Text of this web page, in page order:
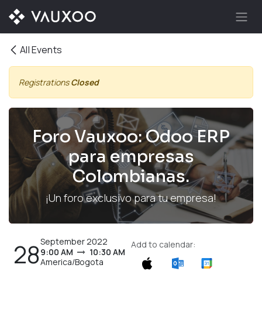
Skip to Content
All Events
RegistrationsClosed
Foro Vauxoo: Odoo ERP
para empresas
Colombianas.
¡Un foro exclusivo para tu empresa!
28September 2022
9:00 AM
10:30 AM
America/Bogota
Add to calendar: